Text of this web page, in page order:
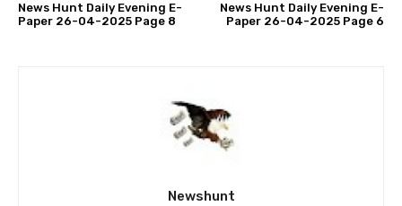
News Hunt Daily Evening E-
Paper 26-04-2025 Page 8
News Hunt Daily Evening E-
Paper 26-04-2025 Page 6
Newshunt